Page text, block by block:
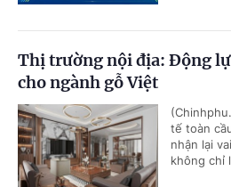
Thị trường nội địa: Động
cho ngành gỗ Việt
tế toàn
nhận lại
không chỉ